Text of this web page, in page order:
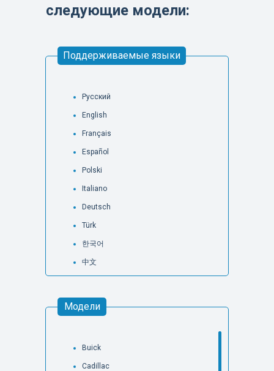
следующие модели:
Русский
English
Français
Español
Polski
Italiano
Deutsch
Türk
한국어
中文
Buick
Cadillac
Модели
Поддерживаемые языки